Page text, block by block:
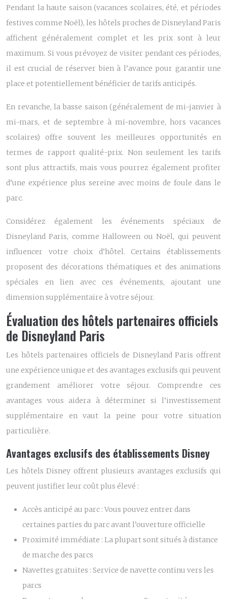
Pendant la haute saison (vacances scolaires, été, et périodes
festives comme Noël), les hôtels proches de Disneyland Paris
affichent généralement complet et les prix sont à leur
maximum. Si vous prévoyez de visiter pendant ces périodes,
il est crucial de réserver bien à l’avance pour garantir une
place et potentiellement bénéficier de tarifs anticipés.
En revanche, la basse saison (généralement de mi-janvier à
mi-mars, et de septembre à mi-novembre, hors vacances
scolaires) offre souvent les meilleures opportunités en
termes de rapport qualité-prix. Non seulement les tarifs
sont plus attractifs, mais vous pourrez également profiter
d’une expérience plus sereine avec moins de foule dans le
parc.
Considérez également les événements spéciaux de
Disneyland Paris, comme Halloween ou Noël, qui peuvent
influencer votre choix d’hôtel. Certains établissements
proposent des décorations thématiques et des animations
spéciales en lien avec ces événements, ajoutant une
dimension supplémentaire à votre séjour.
Évaluation des hôtels partenaires officiels
de Disneyland Paris
Les hôtels partenaires officiels de Disneyland Paris offrent
une expérience unique et des avantages exclusifs qui peuvent
grandement améliorer votre séjour. Comprendre ces
avantages vous aidera à déterminer si l’investissement
supplémentaire en vaut la peine pour votre situation
particulière.
Avantages exclusifs des établissements Disney
Les hôtels Disney offrent plusieurs avantages exclusifs qui
peuvent justifier leur coût plus élevé :
Accès anticipé au parc : Vous pouvez entrer dans
certaines parties du parc avant l’ouverture officielle
Proximité immédiate : La plupart sont situés à distance
de marche des parcs
Navettes gratuites : Service de navette continu vers les
parcs